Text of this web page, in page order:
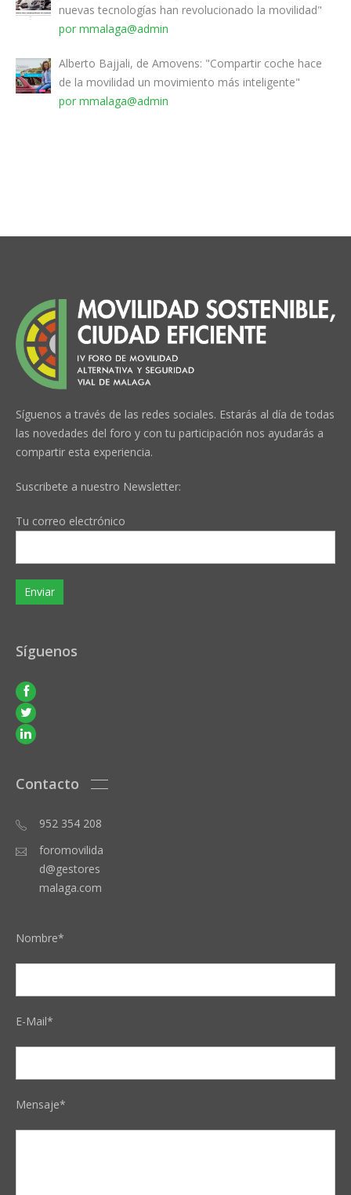
nuevas tecnologías han revolucionado la movilidad"
por mmalaga@admin
Alberto Bajjali, de Amovens: "Compartir coche hace
de la movilidad un movimiento más inteligente"
por mmalaga@admin
Síguenos a través de las redes sociales. Estarás al día de todas
las novedades del foro y con tu participación nos ayudarás a
compartir esta experiencia.
Suscribete a nuestro Newsletter:
Tu correo electrónico
Síguenos
Contacto
952 354 208
foromovilida
d@gestores
malaga.com
Nombre*
E-Mail*
Mensaje*